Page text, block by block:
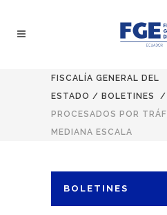
FISCALÍA GENERAL DEL
ESTADO / BOLETINES /
PROCESADOS POR
MEDIANA ESCALA
BOLETINES